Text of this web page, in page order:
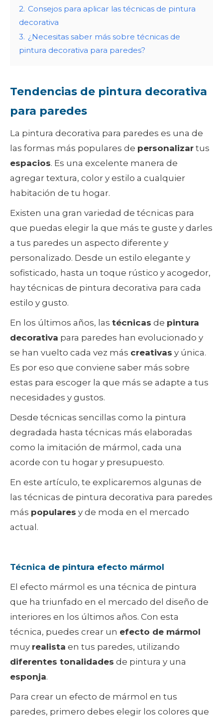
2. Consejos para aplicar las técnicas de pintura
decorativa
3. ¿Necesitas saber más sobre técnicas de
pintura decorativa para paredes?
Tendencias de pintura decorativa
para paredes
La pintura decorativa para paredes es una de
las formas más populares de personalizar tus
espacios. Es una excelente manera de
agregar textura, color y estilo a cualquier
habitación de tu hogar.
Existen una gran variedad de técnicas para
que puedas elegir la que más te guste y darles
a tus paredes un aspecto diferente y
personalizado. Desde un estilo elegante y
sofisticado, hasta un toque rústico y acogedor,
hay técnicas de pintura decorativa para cada
estilo y gusto.
En los últimos años, las técnicas de pintura
decorativa para paredes han evolucionado y
se han vuelto cada vez más creativas y única.
Es por eso que conviene saber más sobre
estas para escoger la que más se adapte a tus
necesidades y gustos.
Desde técnicas sencillas como la pintura
degradada hasta técnicas más elaboradas
como la imitación de mármol, cada una
acorde con tu hogar y presupuesto.
En este artículo, te explicaremos algunas de
las técnicas de pintura decorativa para paredes
más populares y de moda en el mercado
actual.
Técnica de pintura efecto mármol
El efecto mármol es una técnica de pintura
que ha triunfado en el mercado del diseño de
interiores en los últimos años. Con esta
técnica, puedes crear un efecto de mármol
muy realista en tus paredes, utilizando
diferentes tonalidades de pintura y una
esponja.
Para crear un efecto de mármol en tus
paredes, primero debes elegir los colores que